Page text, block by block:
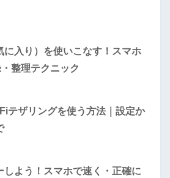
に入り）を使いこなす！スマホ
整理テクニック
テザリングを使う方法｜設定か
しよう！スマホで速く・正確に